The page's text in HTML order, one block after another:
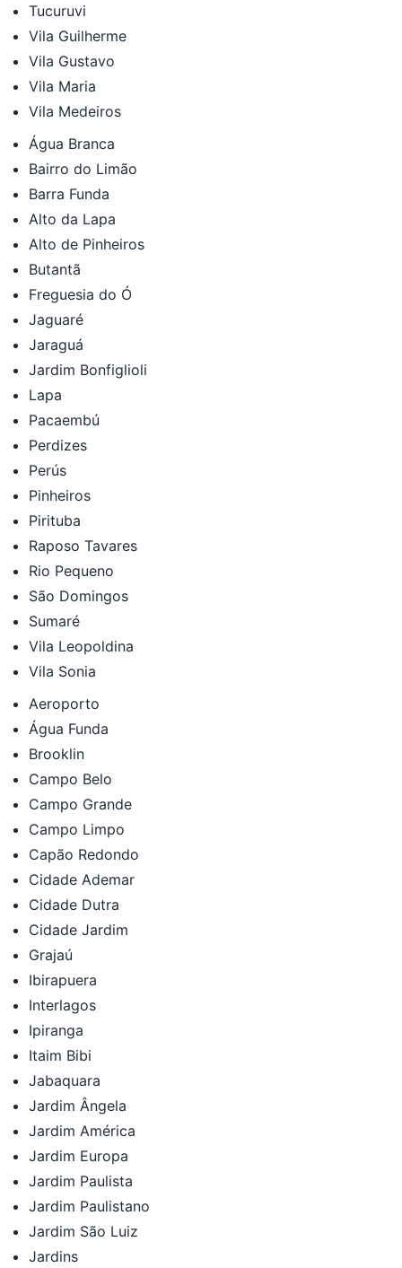
Tucuruvi
Vila Guilherme
Vila Gustavo
Vila Maria
Vila Medeiros
Água Branca
Bairro do Limão
Barra Funda
Alto da Lapa
Alto de Pinheiros
Butantã
Freguesia do Ó
Jaguaré
Jaraguá
Jardim Bonfiglioli
Lapa
Pacaembú
Perdizes
Perús
Pinheiros
Pirituba
Raposo Tavares
Rio Pequeno
São Domingos
Sumaré
Vila Leopoldina
Vila Sonia
Aeroporto
Água Funda
Brooklin
Campo Belo
Campo Grande
Campo Limpo
Capão Redondo
Cidade Ademar
Cidade Dutra
Cidade Jardim
Grajaú
Ibirapuera
Interlagos
Ipiranga
Itaim Bibi
Jabaquara
Jardim Ângela
Jardim América
Jardim Europa
Jardim Paulista
Jardim Paulistano
Jardim São Luiz
Jardins